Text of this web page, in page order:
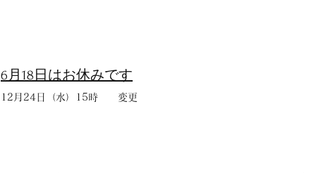
6月18日はお休みです
12月24日（水）15時 変更